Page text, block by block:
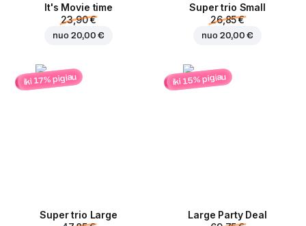
It's Movie time
23,90 €
nuo 20,00 €
Super trio Small
26,85 €
nuo 20,00 €
iki 17% pigiau
Super trio Large
iki 15% pigiau
Large Party Deal